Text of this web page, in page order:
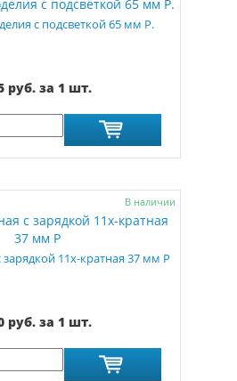
с подсветкой 65 мм Р.
руб. за 1 шт.
В наличии
11х-кратная 37 мм Р
руб. за 1 шт.